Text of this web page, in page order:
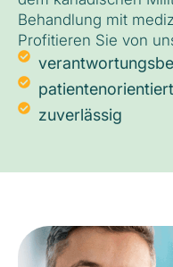
Behandlung mit
Profitieren Sie von
patientenorientiert
zuverlässig